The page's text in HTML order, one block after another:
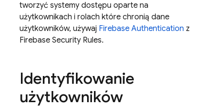
tworzyć systemy dostępu oparte na
użytkownikach i rolach które chronią dane
użytkowników, używaj Firebase Authentication z
Firebase Security Rules.
Identyfikowanie
użytkowników